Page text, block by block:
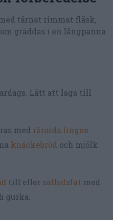
tärnat rimmat fläsk,
gräddas i en långpanna
Lätt att laga till
med rårörda lingon
knäckebröd och mjölk
till eller salladsfat med
gurka.